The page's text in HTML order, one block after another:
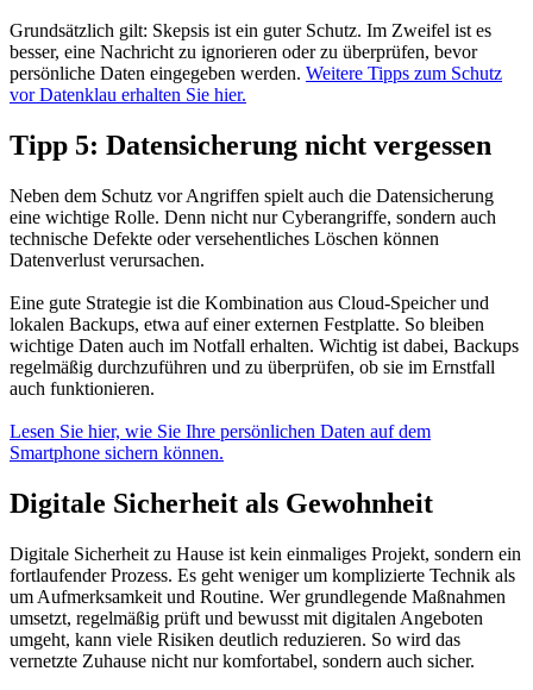
Grundsätzlich gilt: Skepsis ist ein guter Schutz. Im Zweifel ist es
besser, eine Nachricht zu ignorieren oder zu überprüfen, bevor
persönliche Daten eingegeben werden. Weitere Tipps zum Schutz
vor Datenklau erhalten Sie hier.
Tipp 5: Datensicherung nicht vergessen
Neben dem Schutz vor Angriffen spielt auch die Datensicherung
eine wichtige Rolle. Denn nicht nur Cyberangriffe, sondern auch
technische Defekte oder versehentliches Löschen können
Datenverlust verursachen.
Eine gute Strategie ist die Kombination aus Cloud-Speicher und
lokalen Backups, etwa auf einer externen Festplatte. So bleiben
wichtige Daten auch im Notfall erhalten. Wichtig ist dabei, Backups
regelmäßig durchzuführen und zu überprüfen, ob sie im Ernstfall
auch funktionieren.
Lesen Sie hier, wie Sie Ihre persönlichen Daten auf dem
Smartphone sichern können.
Digitale Sicherheit als Gewohnheit
Digitale Sicherheit zu Hause ist kein einmaliges Projekt, sondern ein
fortlaufender Prozess. Es geht weniger um komplizierte Technik als
um Aufmerksamkeit und Routine. Wer grundlegende Maßnahmen
umsetzt, regelmäßig prüft und bewusst mit digitalen Angeboten
umgeht, kann viele Risiken deutlich reduzieren. So wird das
vernetzte Zuhause nicht nur komfortabel, sondern auch sicher.